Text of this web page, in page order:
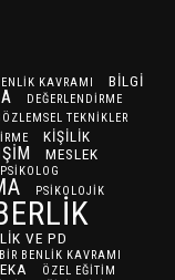
KAVRAMI
BILGI
DEĞERLENDIRME
TEKNIKLER
KIŞILIK
MESLEK
PSIKOLOG
PSIKOLOJIK
VE PD
BENLIK KAVRAMI
ÖZEL EĞITIM